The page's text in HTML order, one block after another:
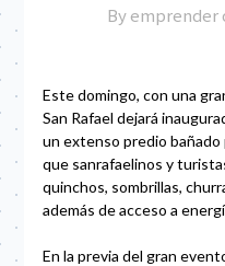
By emprender
Este domingo, con una
San Rafael dejará
un extenso predio bañado
que sanrafaelinos y
quinchos, sombrillas,
además de acceso a
En la previa del gran